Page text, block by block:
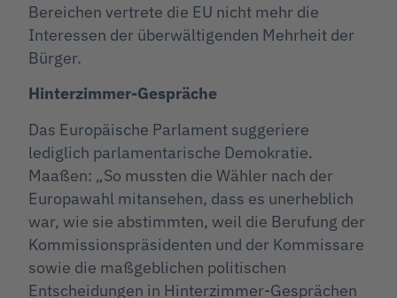
Bereichen vertrete die EU nicht mehr die
Interessen der überwältigenden Mehrheit der
Bürger.
Hinterzimmer-Gespräche
Das Europäische Parlament suggeriere
lediglich parlamentarische Demokratie.
Maaßen: „So mussten die Wähler nach der
Europawahl mitansehen, dass es unerheblich
war, wie sie abstimmten, weil die Berufung der
Kommissionspräsidenten und der Kommissare
sowie die maßgeblichen politischen
Entscheidungen in Hinterzimmer-Gesprächen